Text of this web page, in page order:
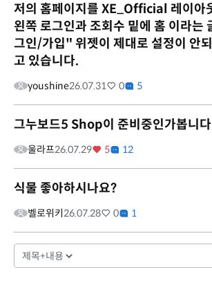
저의 홈페이지를 XE_Official 레이아
왼쪽 로그인과 조회수 밑에 홈 이라는
그인/가입" 위젯이 제대로 설정이 안
고 있습니다.
youshine26.07.31 0 5
그누보드5 Shop이 준비중인가봅니
울라프26.07.29 5 12
식물 좋아하시나요?
벨로위키26.07.28 0 1